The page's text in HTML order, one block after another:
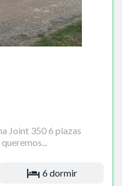
Joint 350 6 plazas
6 dormir